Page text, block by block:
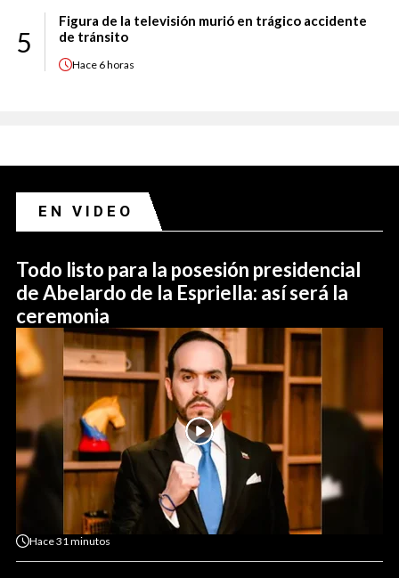
5
Figura de la televisión murió en trágico accidente
de tránsito
Hace 6 horas
EN VIDEO
Todo listo para la posesión presidencial
de Abelardo de la Espriella: así será la
ceremonia
Hace31 minutos